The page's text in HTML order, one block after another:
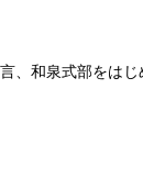
、和泉式部をは